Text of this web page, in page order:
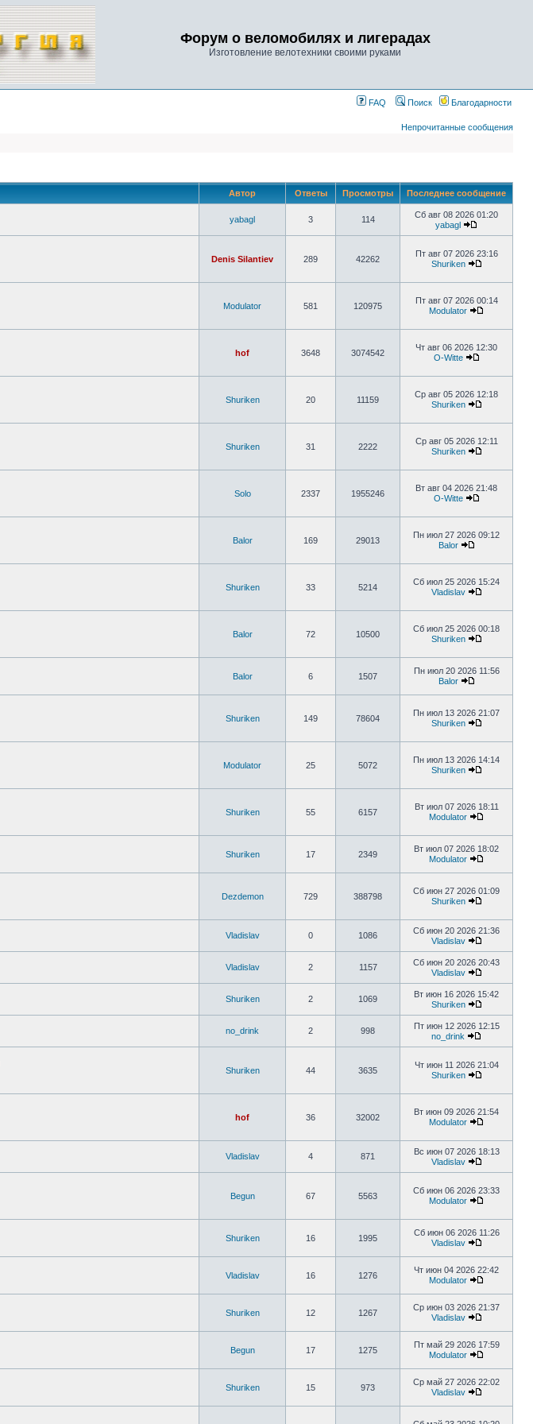
Форум о веломобилях и лигерадах
Изготовление велотехники своими руками
FAQ Поиск Благодарности
Непрочитанные сообщения
Автор Ответы Просмотры Последнее сообщение
yabagl 3 114
Сб авг 08 2026 01:20
yabagl
Denis Silantiev 289 42262
Пт авг 07 2026 23:16
Shuriken
Modulator 581 120975
Пт авг 07 2026 00:14
Modulator
hof 3648 3074542
Чт авг 06 2026 12:30
O-Witte
Shuriken 20 11159
Ср авг 05 2026 12:18
Shuriken
Shuriken 31 2222
Ср авг 05 2026 12:11
Shuriken
Solo 2337 1955246
Вт авг 04 2026 21:48
O-Witte
Balor 169 29013
Пн июл 27 2026 09:12
Balor
Shuriken 33 5214
Сб июл 25 2026 15:24
Vladislav
Balor 72 10500
Сб июл 25 2026 00:18
Shuriken
Balor 6 1507
Пн июл 20 2026 11:56
Balor
Shuriken 149 78604
Пн июл 13 2026 21:07
Shuriken
Modulator 25 5072
Пн июл 13 2026 14:14
Shuriken
Shuriken 55 6157
Вт июл 07 2026 18:11
Modulator
Shuriken 17 2349
Вт июл 07 2026 18:02
Modulator
Dezdemon 729 388798
Сб июн 27 2026 01:09
Shuriken
Vladislav 0 1086
Сб июн 20 2026 21:36
Vladislav
Vladislav 2 1157
Сб июн 20 2026 20:43
Vladislav
Shuriken 2 1069
Вт июн 16 2026 15:42
Shuriken
no_drink 2 998
Пт июн 12 2026 12:15
no_drink
Shuriken 44 3635
Чт июн 11 2026 21:04
Shuriken
hof 36 32002
Вт июн 09 2026 21:54
Modulator
Vladislav 4 871
Вс июн 07 2026 18:13
Vladislav
Begun 67 5563
Сб июн 06 2026 23:33
Modulator
Shuriken 16 1995
Сб июн 06 2026 11:26
Vladislav
Vladislav 16 1276
Чт июн 04 2026 22:42
Modulator
Shuriken 12 1267
Ср июн 03 2026 21:37
Vladislav
Begun 17 1275
Пт май 29 2026 17:59
Modulator
Shuriken 15 973
Ср май 27 2026 22:02
Vladislav